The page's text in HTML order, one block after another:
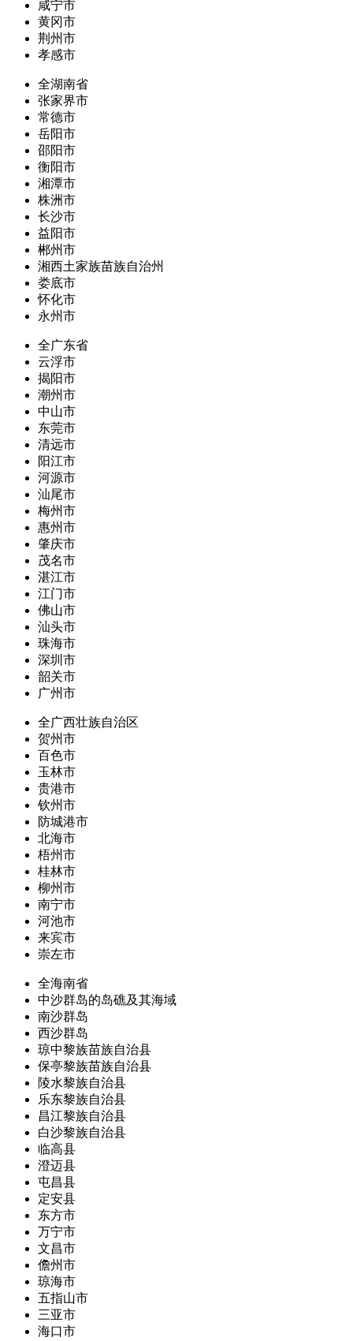
咸宁市
黄冈市
荆州市
孝感市
全湖南省
张家界市
常德市
岳阳市
邵阳市
衡阳市
湘潭市
株洲市
长沙市
益阳市
郴州市
湘西土家族苗族自治州
娄底市
怀化市
永州市
全广东省
云浮市
揭阳市
潮州市
中山市
东莞市
清远市
阳江市
河源市
汕尾市
梅州市
惠州市
肇庆市
茂名市
湛江市
江门市
佛山市
汕头市
珠海市
深圳市
韶关市
广州市
全广西壮族自治区
贺州市
百色市
玉林市
贵港市
钦州市
防城港市
北海市
梧州市
桂林市
柳州市
南宁市
河池市
来宾市
崇左市
全海南省
中沙群岛的岛礁及其海域
南沙群岛
西沙群岛
琼中黎族苗族自治县
保亭黎族苗族自治县
陵水黎族自治县
乐东黎族自治县
昌江黎族自治县
白沙黎族自治县
临高县
澄迈县
屯昌县
定安县
东方市
万宁市
文昌市
儋州市
琼海市
五指山市
三亚市
海口市